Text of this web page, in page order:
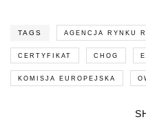
TAGS AGENCJA RYNKU
CERTYFIKAT CHOG
KOMISJA EUROPEJSKA